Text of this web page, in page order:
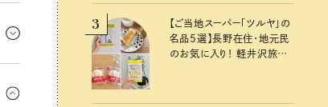
て
変
3
【ご当地スーパー「ツルヤ」の
名品5選】長野在住・地元民
のお気に入り！ 軽井沢旅の